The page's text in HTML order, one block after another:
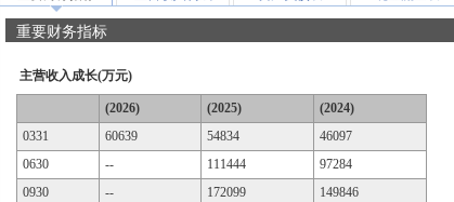
重要财务指标
主营收入成长(万元)
(2026) (2025)
(2024)
0331
60639 54834
46097
0630
-- 111444
97284
0930
-- 172099
149846